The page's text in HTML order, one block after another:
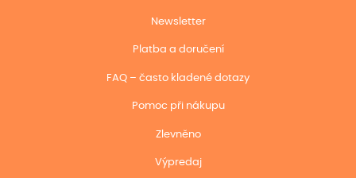
Newsletter
Platba a doručení
FAQ – často kladené dotazy
Pomoc při nákupu
Zlevněno
Výpredaj